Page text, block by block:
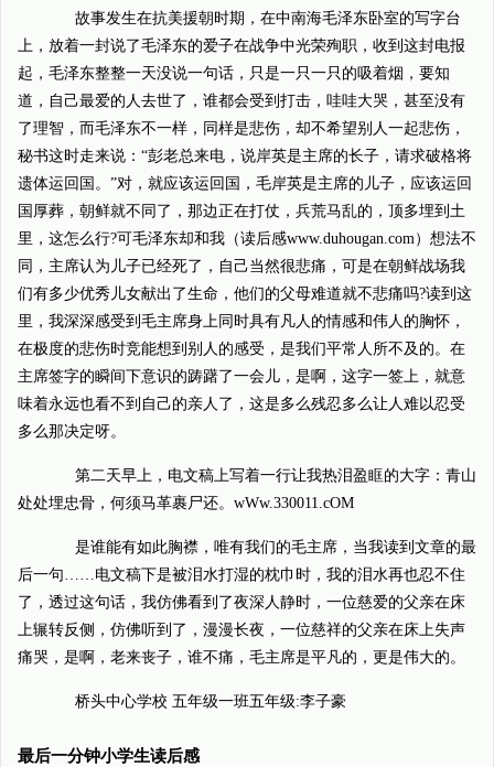
故事发生在抗美援朝时期，在中南海毛泽东卧室的写字台
上，放着一封说了毛泽东的爱子在战争中光荣殉职，收到这封电报
起，毛泽东整整一天没说一句话，只是一只一只的吸着烟，要知
道，自己最爱的人去世了，谁都会受到打击，哇哇大哭，甚至没有
了理智，而毛泽东不一样，同样是悲伤，却不希望别人一起悲伤，
秘书这时走来说：“彭老总来电，说岸英是主席的长子，请求破格将
遗体运回国。”对，就应该运回国，毛岸英是主席的儿子，应该运回
国厚葬，朝鲜就不同了，那边正在打仗，兵荒马乱的，顶多埋到土
里，这怎么行?可毛泽东却和我（读后感www.duhougan.com）想法不
同，主席认为儿子已经死了，自己当然很悲痛，可是在朝鲜战场我
们有多少优秀儿女献出了生命，他们的父母难道就不悲痛吗?读到这
里，我深深感受到毛主席身上同时具有凡人的情感和伟人的胸怀，
在极度的悲伤时竞能想到别人的感受，是我们平常人所不及的。在
主席签字的瞬间下意识的踌躇了一会儿，是啊，这字一签上，就意
味着永远也看不到自己的亲人了，这是多么残忍多么让人难以忍受
多么那决定呀。
第二天早上，电文稿上写着一行让我热泪盈眶的大字：青山
处处埋忠骨，何须马革裹尸还。wWw.330011.cOM
是谁能有如此胸襟，唯有我们的毛主席，当我读到文章的最
后一句……电文稿下是被泪水打湿的枕巾时，我的泪水再也忍不住
了，透过这句话，我仿佛看到了夜深人静时，一位慈爱的父亲在床
上辗转反侧，仿佛听到了，漫漫长夜，一位慈祥的父亲在床上失声
痛哭，是啊，老来丧子，谁不痛，毛主席是平凡的，更是伟大的。
桥头中心学校 五年级一班五年级:李子豪
最后一分钟小学生读后感